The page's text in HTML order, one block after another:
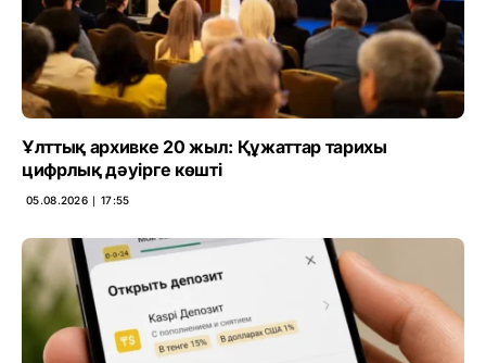
Ұлттық архивке 20 жыл: Құжаттар тарихы
цифрлық дәуірге көшті
05.08.2026 ∣ 17:55